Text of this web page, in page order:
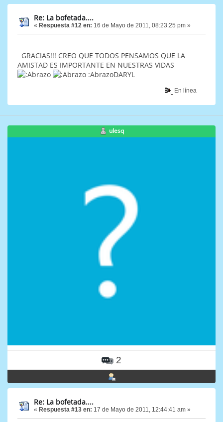
Re: La bofetada....
« Respuesta #12 en: 16 de Mayo de 2011, 08:23:25 pm »
GRACIAS!!! CREO QUE TODOS PENSAMOS QUE LA
AMISTAD ES IMPORTANTE EN NUESTRAS VIDAS
:AbrazoDARYL
En línea
ulesq
2
Re: La bofetada....
« Respuesta #13 en: 17 de Mayo de 2011, 12:44:41 am »